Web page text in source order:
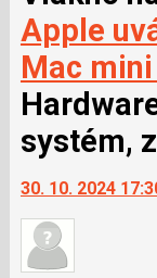
Apple
Mac
systém,
30. 10. 2024